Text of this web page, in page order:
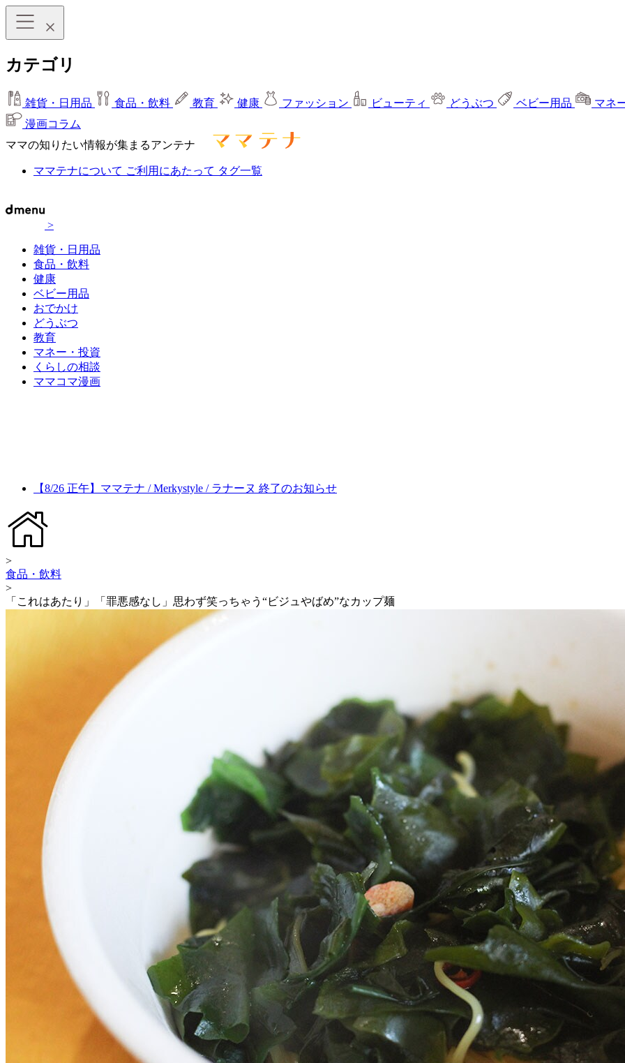
カテゴリ
雑貨・日用品 食品・飲料 教育 健康 ファッション ビューティ どうぶつ ベビー用品
マネ
漫画コラム
ママの知りたい情報が集まるアンテナ
ママテナについて ご利用にあたって タグ一覧
>
雑貨・日用品
食品・飲料
健康
ベビー用品
おでかけ
どうぶつ
教育
マネー・投資
くらしの相談
ママコマ漫画
【8/26 正午】ママテナ / Merkystyle / ラナーヌ 終了のお知らせ
>
食品・飲料
>
「これはあたり」「罪悪感なし」思わず笑っちゃう“ビジュやばめ”なカップ麺